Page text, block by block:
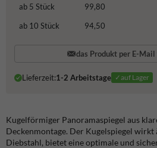
ab 5 Stück
99,80
ab 10 Stück
94,50
das Produkt per E-
Lieferzeit:1-2 Arbeitstage ✓auf Lager
Kugelförmiger Panoramaspiegel aus
Deckenmontage. Der Kugelspiegel wirkt
Diebstahl, bietet eine optimale und